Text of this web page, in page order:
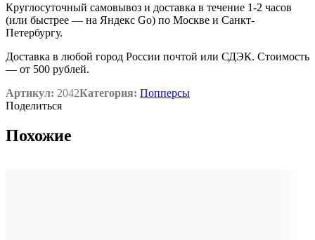
Круглосуточный самовывоз и доставка в течение 1-2 часов
(или быстрее — на Яндекс Go) по Москве и Санкт-
Петербургу.
Доставка в любой город России почтой или СДЭК. Стоимость
— от 500 рублей.
Артикул: 2042Категория: Попперсы
Поделиться
Похожие